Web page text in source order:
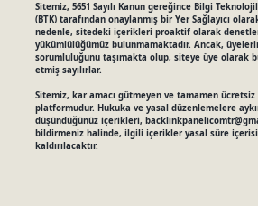
Sitemiz, 5651 Sayılı Kanun gereğince Bilgi
(BTK) tarafından onaylanmış bir Yer Sağlayıcı
nedenle, sitedeki içerikleri proaktif olarak
yükümlülüğümüz bulunmamaktadır. Ancak,
sorumluluğunu taşımakta olup, siteye üye olarak
etmiş sayılırlar.
Sitemiz, kar amacı gütmeyen ve tamamen
platformudur. Hukuka ve yasal düzenlemelere
düşündüğünüz içerikleri,
bildirmeniz halinde, ilgili içerikler yasal süre
kaldırılacaktır.